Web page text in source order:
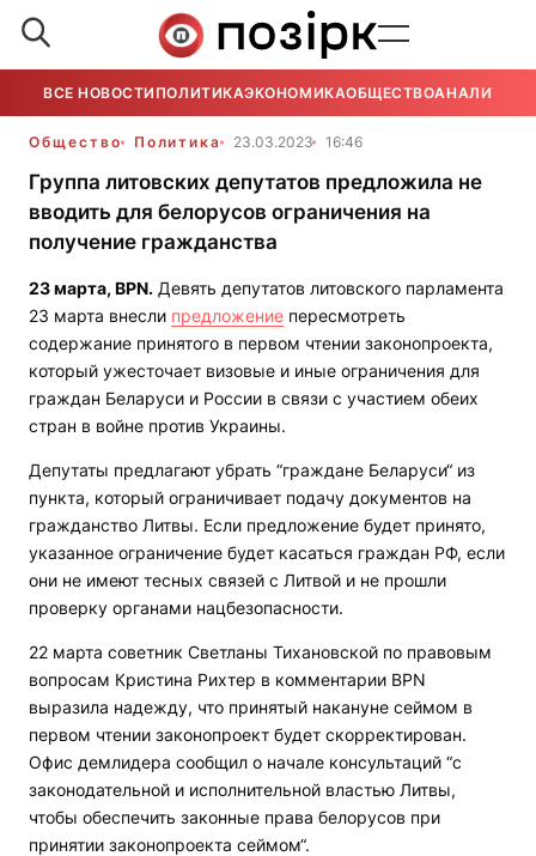
ВСЕ НОВОСТИ ПОЛИТИКАЭКОНОМИКАОБЩЕСТВОАНАЛИТИКА
Общество Политика 23.03.2023 16:46
Группа литовских депутатов предложила не
вводить для белорусов ограничения на
получение гражданства
23 марта, BPN. Девять депутатов литовского парламента
23 марта внесли предложение пересмотреть
содержание принятого в первом чтении законопроекта,
который ужесточает визовые и иные ограничения для
граждан Беларуси и России в связи с участием обеих
стран в войне против Украины.
Депутаты предлагают убрать “граждане Беларуси“ из
пункта, который ограничивает подачу документов на
гражданство Литвы. Если предложение будет принято,
указанное ограничение будет касаться граждан РФ, если
они не имеют тесных связей с Литвой и не прошли
проверку органами нацбезопасности.
22 марта советник Светланы Тихановской по правовым
вопросам Кристина Рихтер в комментарии BPN
выразила надежду, что принятый накануне сеймом в
первом чтении законопроект будет скорректирован.
Офис демлидера сообщил о начале консультаций “с
законодательной и исполнительной властью Литвы,
чтобы обеспечить законные права белорусов при
принятии законопроекта сеймом“.